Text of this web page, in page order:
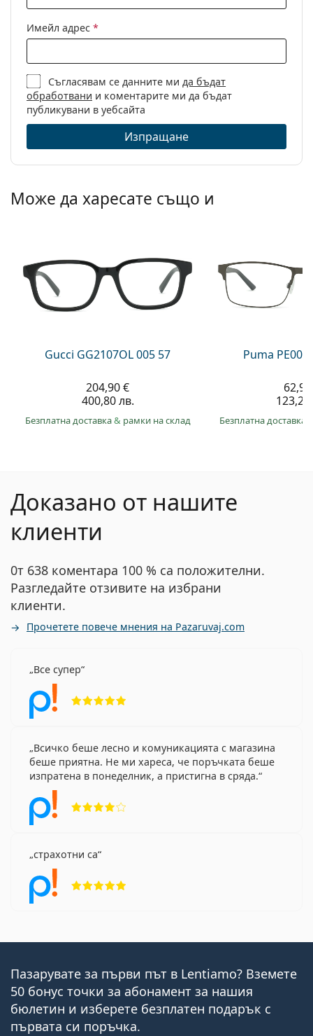
Разгледайте пълната ни гамаочила, за да намерите
повече модели или разгледайте нашето
ръководство за очила, ако имате нужда от помощ с
Това е медицинско устройство. Прочетете
инструкциите преди употреба.
Пол:
Мъжки
Категория:
Диоптрични очила
Марка:
Tommy Hilfiger
Код:
TH1803/CS 003 M9 58
Имейл адрес *
Съгласявам се данните мида бъдат
обработвани и коментарите ми да бъдат
публикувани в уебсайта
Изпращане
Може да харесате също и
Gucci GG2107OL 005 57
204,90 €
400,80 лв.
Безплатна доставка& рамки на склад
Puma
Безплатна доставка
Доказано от нашите
клиенти
0т 638 коментара 100 % са положителни.
Разгледайте отзивите на избрани
клиенти.
Прочетете повече мнения на Pazaruvaj.com
Все супер
Всичко беше лесно и комуникацията с магазина
беше приятна. Не ми хареса, че поръчката беше
изпратена в понеделник, а пристигна в сряда.
страхотни са
Пазарувате за първи път в Lentiamo? Вземете
50 бонус точки за абонамент за нашия
бюлетин и изберете безплатен подарък с
първата си поръчка.